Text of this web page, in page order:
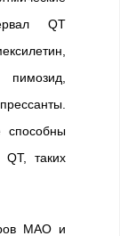
QT
способны
QT, таких
МАО и